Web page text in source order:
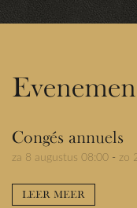
Congés annuels
za 8 augustus 08:00 - zo
LEER MEER